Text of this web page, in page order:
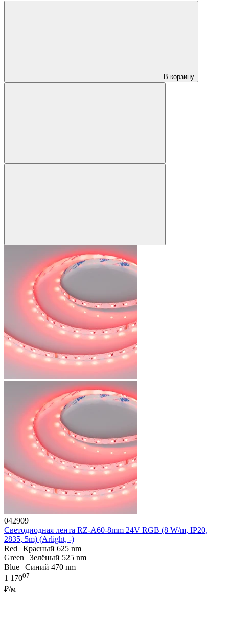
В корзину
042909
Светодиодная лента RZ-A60-8mm 24V RGB (8 W/m, IP20,
2835, 5m) (Arlight, -)
Red | Красный 625 nm
Green | Зелёный 525 nm
Blue | Синий 470 nm
1 17007
₽/м